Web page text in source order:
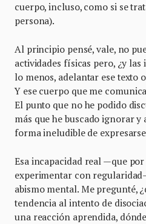
cuerpo, incluso, como si se
persona).
Al principio pensé, vale, no
actividades físicas pero, ¿y
lo menos, adelantar ese texto
Y ese cuerpo que me
El punto que no he podido
más que he buscado ignorar
forma ineludible de
Esa incapacidad real —que
experimentar con
abismo mental. Me pregunté,
tendencia al intento de
una reacción aprendida,